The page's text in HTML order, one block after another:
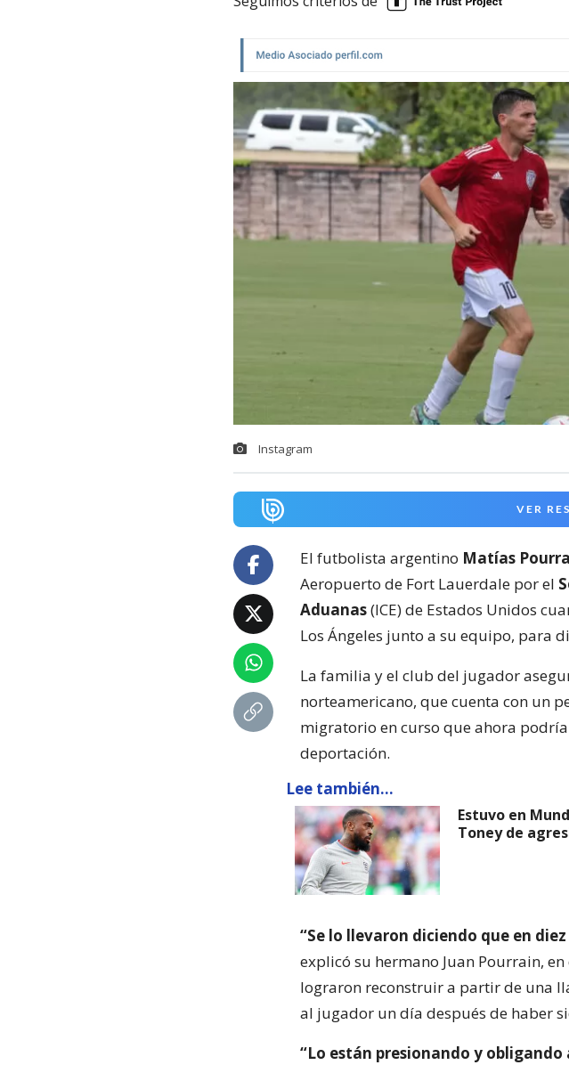
Instagram
VER
El futbolista argentino Matías
Aeropuerto de Fort Lauerdale por el
Aduanas(ICE) de Estados Unidos
Los Ángeles junto a su equipo, para
La familia y el club del jugador
norteamericano, que cuenta con un
migratorio en curso que ahora
deportación.
Lee también...
Estuvo en
Toney de
“Se lo llevaron diciendo que en
explicó su hermano Juan Pourrain,
lograron reconstruir a partir de una
al jugador un día después de haber
“Lo están presionando y